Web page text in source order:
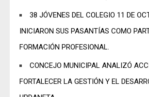
38 JÓVENES DEL COLEGIO 11 DE
INICIARON SUS PASANTÍAS COMO
FORMACIÓN PROFESIONAL.
CONCEJO MUNICIPAL ANALIZÓ
FORTALECER LA GESTIÓN Y EL